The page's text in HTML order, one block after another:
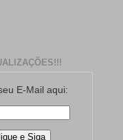
E-Mail aqui: